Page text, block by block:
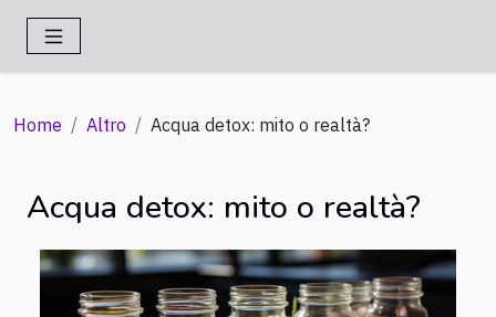
Home Altro Acqua detox: mito o realtà?
Acqua detox: mito o realtà?